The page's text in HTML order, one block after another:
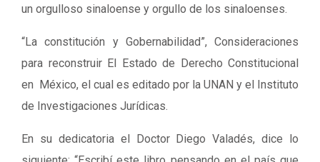
un orgulloso sinaloense y orgullo de los sinaloenses.
“La constitución y Gobernabilidad”, Consideraciones
para reconstruir El Estado de Derecho Constitucional
en México, el cual es editado por la UNAN y el Instituto
de Investigaciones Jurídicas.
En su dedicatoria el Doctor Diego Valadés, dice lo